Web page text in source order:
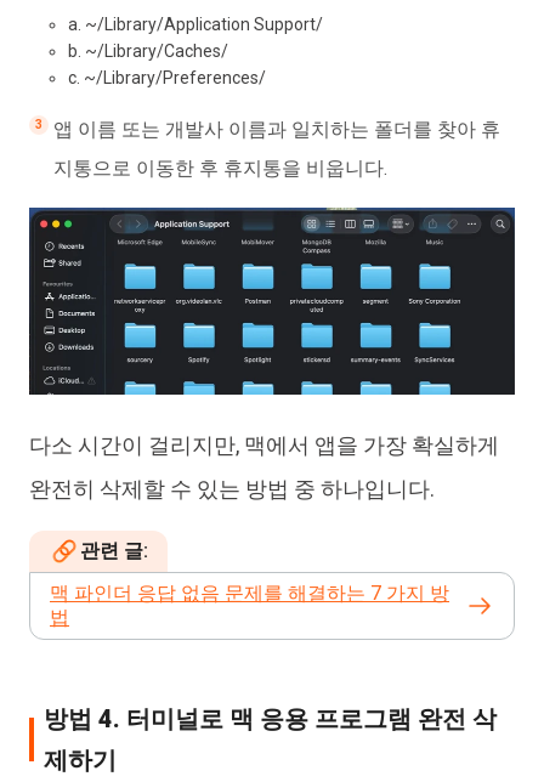
a. ~/Library/Application Support/
b. ~/Library/Caches/
c. ~/Library/Preferences/
앱 이름 또는 개발사 이름과 일치하는 폴더를 찾아 휴
지통으로 이동한 후 휴지통을 비웁니다.
다소 시간이 걸리지만, 맥에서 앱을 가장 확실하게
완전히 삭제할 수 있는 방법 중 하나입니다.
관련 글:
맥 파인더 응답 없음 문제를 해결하는 7 가지 방
법
방법 4. 터미널로 맥 응용 프로그램 완전 삭
제하기